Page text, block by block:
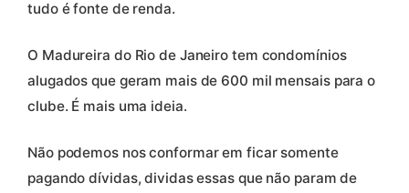
tudo é fonte de renda.
O Madureira do Rio de Janeiro tem condomínios
alugados que geram mais de 600 mil mensais para o
clube. É mais uma ideia.
Não podemos nos conformar em ficar somente
pagando dívidas, dividas essas que não param de